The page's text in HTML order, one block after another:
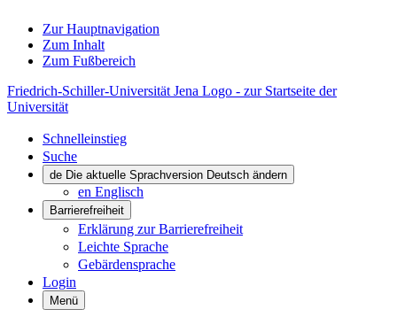
Zur Hauptnavigation
Zum Inhalt
Zum Fußbereich
Friedrich-Schiller-Universität Jena Logo - zur Startseite der
Universität
Schnelleinstieg
Suche
de Die aktuelle Sprachversion Deutsch ändern
en Englisch
Barrierefreiheit
Erklärung zur Barrierefreiheit
Leichte Sprache
Gebärdensprache
Login
Menü